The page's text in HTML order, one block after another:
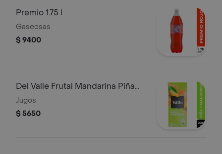
Premio 1.75 l
Gaseosas
$ 9400
Del Valle Frutal Mandarina Piña
200ML
Jugos
$ 5650